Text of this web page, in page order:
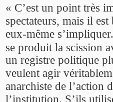
« C’est un point très
spectateurs, mais il
eux-même
se produit la scission
un registre politique
veulent agir
anarchiste de l’action
l’institution. S’ils